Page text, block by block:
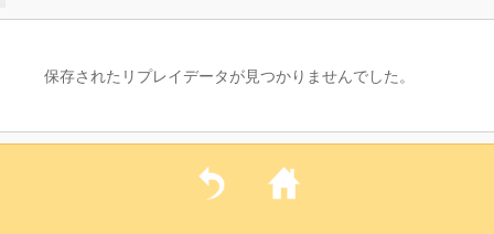
保存されたリプレイデータが見つかりませんでした。